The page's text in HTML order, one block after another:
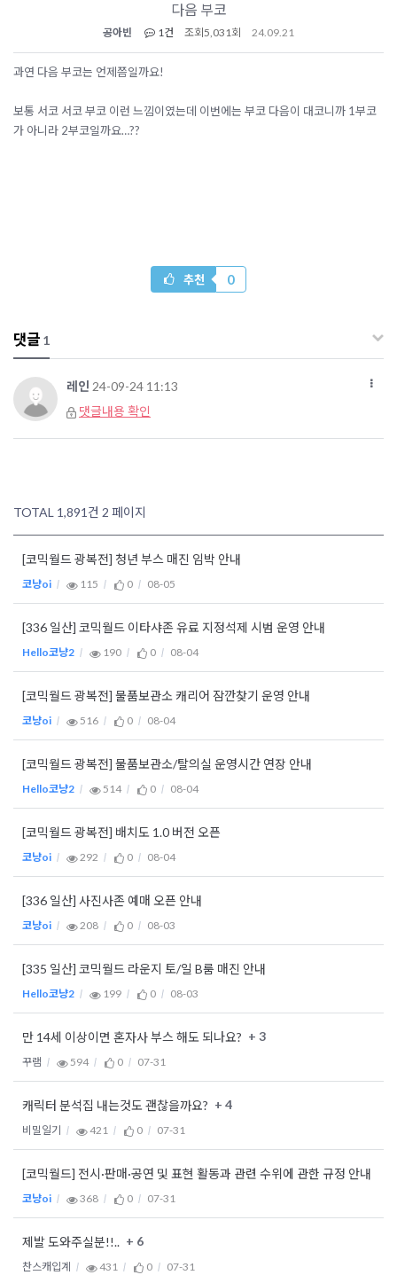
다음 부코
공아빈 1건 조회 5,031회 24.09.21
과연 다음 부코는 언제쯤일까요!
보통 서코 서코 부코 이런 느낌이였는데 이번에는 부코 다음이 대코니까 1부코
가 아니라 2부코일까요…??
추천 0
댓글 1
레인 24-09-24 11:13
댓글내용 확인
TOTAL 1,891건 2 페이지
[코믹월드 광복전] 청년 부스 매진 임박 안내
코냥oi 115 0 08-05
[336 일산] 코믹월드 이타샤존 유료 지정석제 시범 운영 안내
Hello코냥2 190 0 08-04
[코믹월드 광복전] 물품보관소 캐리어 잠깐찾기 운영 안내
코냥oi 516 0 08-04
[코믹월드 광복전] 물품보관소/탈의실 운영시간 연장 안내
Hello코냥2 514 0 08-04
[코믹월드 광복전] 배치도 1.0 버전 오픈
코냥oi 292 0 08-04
[336 일산] 사진사존 예매 오픈 안내
코냥oi 208 0 08-03
[335 일산] 코믹월드 라운지 토/일 B룸 매진 안내
Hello코냥2 199 0 08-03
만 14세 이상이면 혼자사 부스 해도 되나요? + 3
꾸램 594 0 07-31
캐릭터 분석집 내는것도 괜찮을까요? + 4
비밀일기 421 0 07-31
[코믹월드] 전시·판매·공연 및 표현 활동과 관련 수위에 관한 규정 안내
코냥oi 368 0 07-31
제발 도와주실분!!.. + 6
찬스캐입계 431 0 07-31